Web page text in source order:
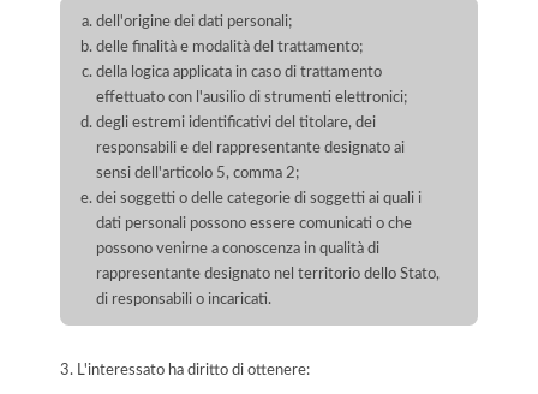
dell'origine dei dati personali;
delle finalità e modalità del trattamento;
della logica applicata in caso di trattamento
effettuato con l'ausilio di strumenti elettronici;
degli estremi identificativi del titolare, dei
responsabili e del rappresentante designato ai
sensi dell'articolo 5, comma 2;
dei soggetti o delle categorie di soggetti ai quali i
dati personali possono essere comunicati o che
possono venirne a conoscenza in qualità di
rappresentante designato nel territorio dello Stato,
di responsabili o incaricati.
3. L'interessato ha diritto di ottenere: